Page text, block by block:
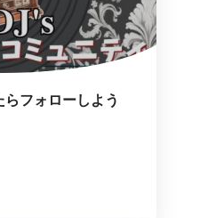
フォローしよう